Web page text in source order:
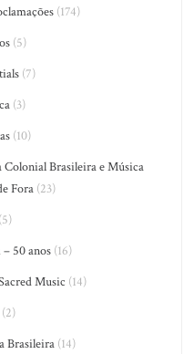
(174)
(5)
(7)
(3)
(10)
Brasileira e Música
Fora (23)
50 anos(16)
Music (14)
(2)
Brasileira(14)